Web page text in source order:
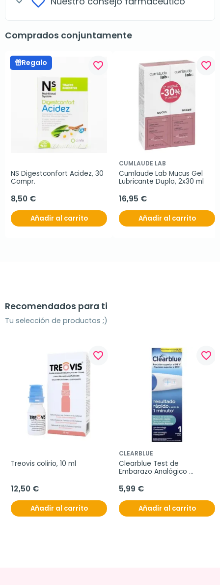
Comprados conjuntamente
Regalo favorite_border
NS Digestconfort Acidez, 30
Compr.
8,50 €
Añadir al carrito
favorite_border
CUMLAUDE LAB
Cumlaude Lab Mucus Gel
Lubricante Duplo, 2x30 ml
16,95 €
Añadir al carrito
Recomendados para ti
Tu selección de productos ;)
favorite_border
Treovis colirio, 10 ml
12,50 €
Añadir al carrito
favorite_border
CLEARBLUE
Clearblue Test de
Embarazo Analógico
5,99 €
Añadir al carrito